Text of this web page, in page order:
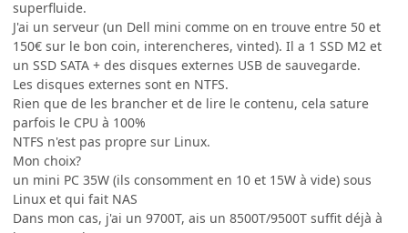
superfluide.
J'ai un serveur (un Dell mini comme on en trouve entre 50 et
150€ sur le bon coin, interencheres, vinted). Il a 1 SSD M2 et
un SSD SATA + des disques externes USB de sauvegarde.
Les disques externes sont en NTFS.
Rien que de les brancher et de lire le contenu, cela sature
parfois le CPU à 100%
NTFS n'est pas propre sur Linux.
Mon choix?
un mini PC 35W (ils consomment en 10 et 15W à vide) sous
Linux et qui fait NAS
Dans mon cas, j'ai un 9700T, ais un 8500T/9500T suffit déjà à